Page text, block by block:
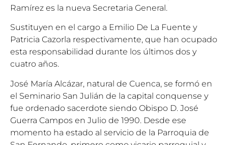
Ramírez es la nueva Secretaria General.
Sustituyen en el cargo a Emilio De La Fuente y
Patricia Cazorla respectivamente, que han ocupado
esta responsabilidad durante los últimos dos y
cuatro años.
José María Alcázar, natural de Cuenca, se formó en
el Seminario San Julián de la capital conquense y
fue ordenado sacerdote siendo Obispo D. José
Guerra Campos en Julio de 1990. Desde ese
momento ha estado al servicio de la Parroquia de